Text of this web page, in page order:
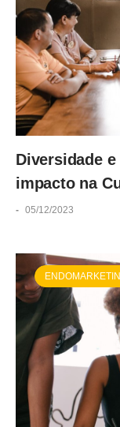
Diversidade
impacto na
- 05/12/2023